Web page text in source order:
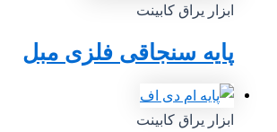
ابزار یراق کابینت
پایه سنجاقی فلزی مبل
ابزار یراق کابینت